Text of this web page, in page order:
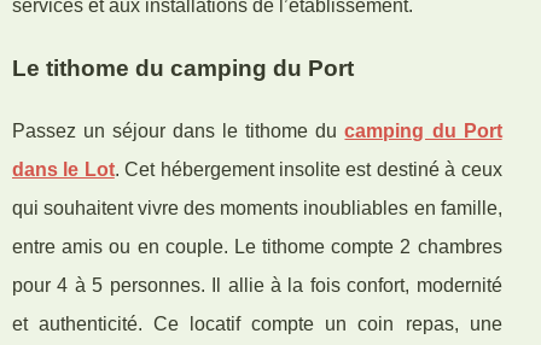
services et aux installations de l’établissement.
Le tithome du camping du Port
Passez un séjour dans le tithome ducamping du Port
dans le Lot. Cet hébergement insolite est destiné à ceux
qui souhaitent vivre des moments inoubliables en famille,
entre amis ou en couple. Le tithome compte 2 chambres
pour 4 à 5 personnes. Il allie à la fois confort, modernité
et authenticité. Ce locatif compte un coin repas, une